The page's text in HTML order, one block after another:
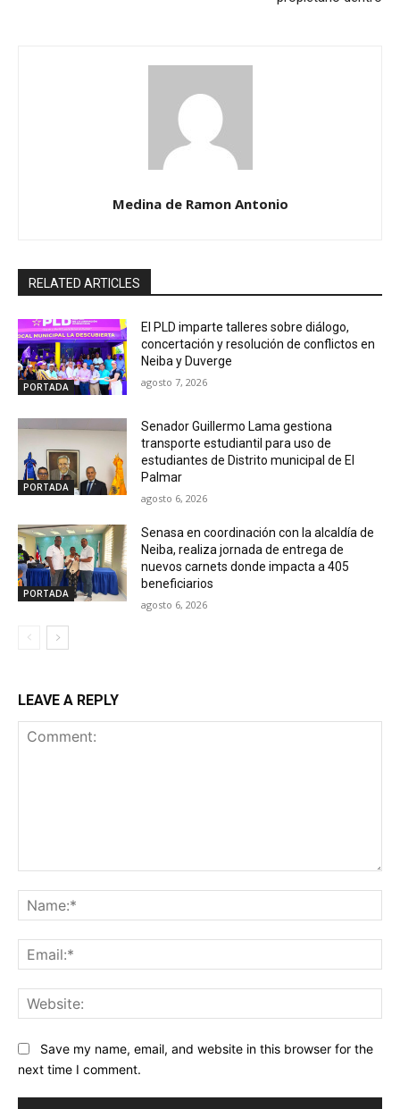
Medina de Ramon Antonio
RELATED ARTICLES
PORTADA
El PLD imparte talleres sobre diálogo,
concertación y resolución de conflictos en
Neiba y Duverge
agosto 7, 2026
PORTADA
Senador Guillermo Lama gestiona
transporte estudiantil para uso de
estudiantes de Distrito municipal de El
Palmar
agosto 6, 2026
PORTADA
Senasa en coordinación con la alcaldía de
Neiba, realiza jornada de entrega de
nuevos carnets donde impacta a 405
beneficiarios
agosto 6, 2026
LEAVE A REPLY
Save my name, email, and website in this browser for the
next time I comment.